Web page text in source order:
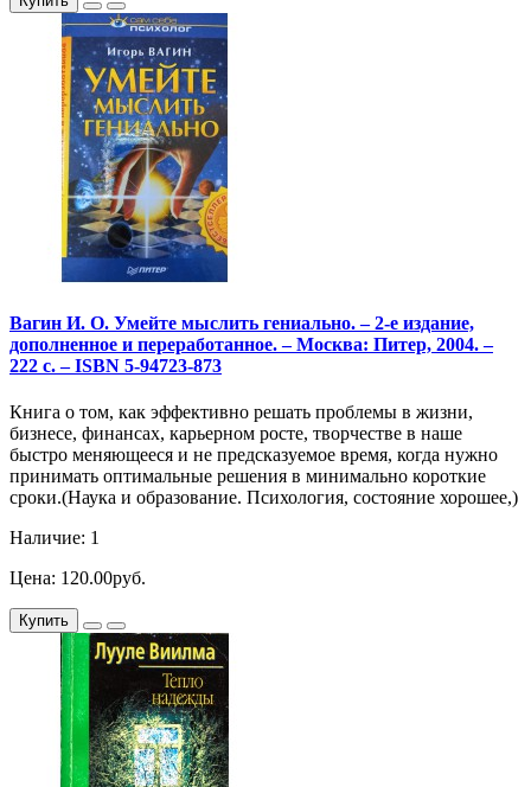
Вагин И. О. Умейте мыслить гениально. – 2-е издание,
дополненное и переработанное. – Москва: Питер, 2004. –
222 с. – ISBN 5-94723-873
Книга о том, как эффективно решать проблемы в жизни,
бизнесе, финансах, карьерном росте, творчестве в наше
быстро меняющееся и не предсказуемое время, когда нужно
принимать оптимальные решения в минимально короткие
сроки.(Наука и образование. Психология, состояние хорошее,)
Наличие: 1
Цена: 120.00руб.
Купить